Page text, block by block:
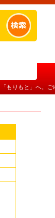
りもと」へ。ご